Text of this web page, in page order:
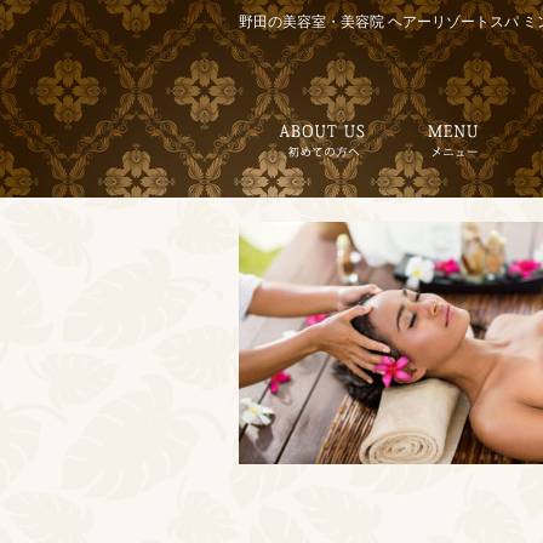
野田の美容室・美容院 ヘアーリゾートスパ ミ